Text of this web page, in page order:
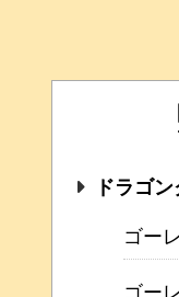
ドラゴ
ゴー
ゴー